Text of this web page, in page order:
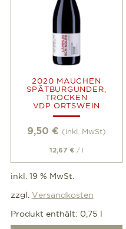
2020 MAUCHEN
SPÄTBURGUNDER,
TROCKEN
VDP.ORTSWEIN
9,50 € (inkl. MwSt)
12,67 € / l
inkl. 19 % MwSt.
zzgl. Versandkosten
Produkt enthält: 0,75 l